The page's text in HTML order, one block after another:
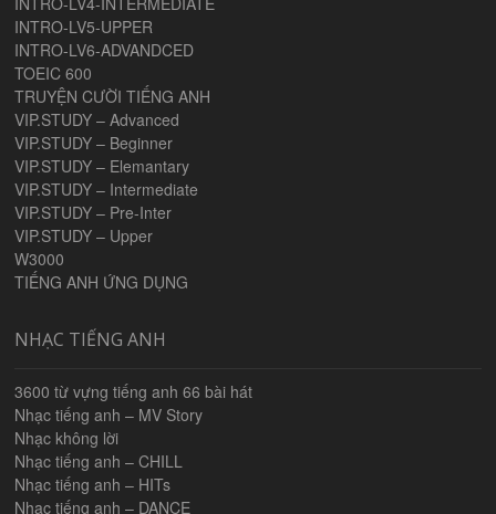
INTRO-LV5-UPPER
INTRO-LV6-ADVANDCED
TOEIC 600
TRUYỆN CƯỜI TIẾNG ANH
VIP.STUDY – Advanced
VIP.STUDY – Beginner
VIP.STUDY – Elemantary
VIP.STUDY – Intermediate
VIP.STUDY – Pre-Inter
VIP.STUDY – Upper
W3000
TIẾNG ANH ỨNG DỤNG
NHẠC TIẾNG ANH
3600 từ vựng tiếng anh 66 bài hát
Nhạc tiếng anh – MV Story
Nhạc không lời
Nhạc tiếng anh – CHILL
Nhạc tiếng anh – HITs
Nhạc tiếng anh – DANCE